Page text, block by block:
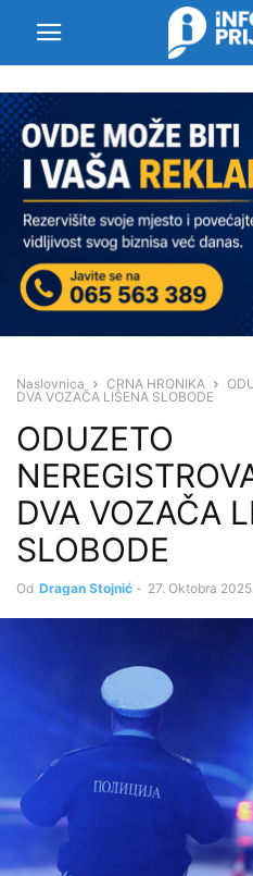
Naslovnica CRNA HRONIKA
DVA VOZAČA LIŠENA SLOBODE
ODUZETO
DVA VOZAČA
SLOBODE
Od Dragan Stojnić - 27. Oktobra